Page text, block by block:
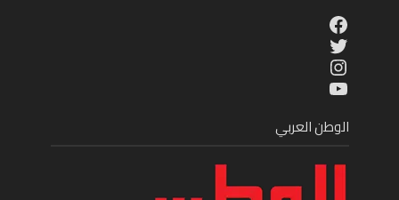
Facebook
Twitter
Instagram
YouTube
الوطن العربي